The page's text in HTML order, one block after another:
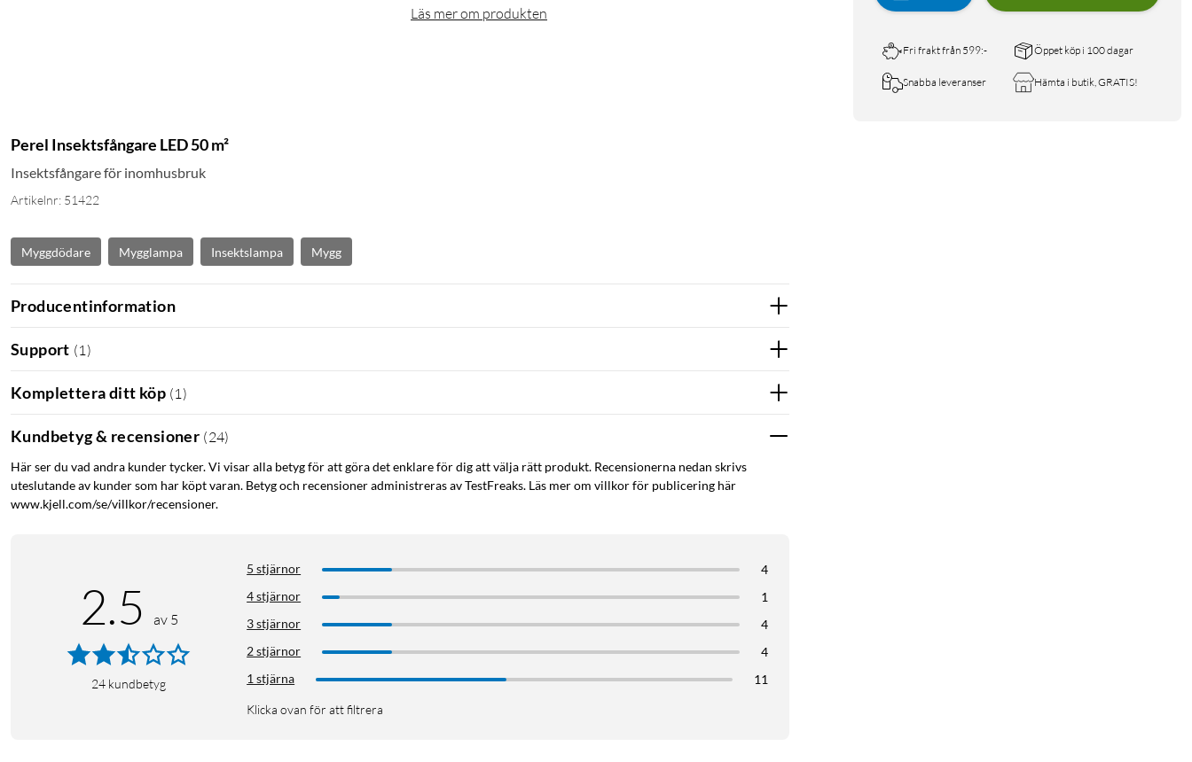
Fri frakt från 599:- Öppet köp i 100 dagar
Snabba leveranser Hämta i butik, GRATIS!
Läs mer om produkten
Perel Insektsfångare LED 50 m²
Insektsfångare för inomhusbruk
Artikelnr: 51422
Myggdödare Mygglampa Insektslampa Mygg
Producentinformation
Support (1 )
Komplettera ditt köp (1 )
Kundbetyg & recensioner (24)
Här ser du vad andra kunder tycker. Vi visar alla betyg för att göra det enklare för dig att välja rätt produkt. Recensionerna nedan skrivs
uteslutande av kunder som har köpt varan. Betyg och recensioner administreras av TestFreaks. Läs mer om villkor för publicering här
www.kjell.com/se/villkor/recensioner.
2.5 av 5
24 kundbetyg
5 stjärnor
4
4 stjärnor
1
3 stjärnor
4
2 stjärnor
4
1 stjärna
11
Klicka ovan för att filtrera